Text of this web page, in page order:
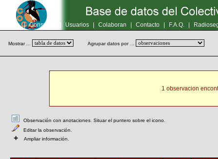
Inicio | Consultas Usuarios Colaboran Contacto F.A.Q.
Mostrar ... Agrupar datos por ...
1 observacion
Observación con anotaciones. Situar el puntero sobre el icono.
Editar la observación.
+ Ampliar información.